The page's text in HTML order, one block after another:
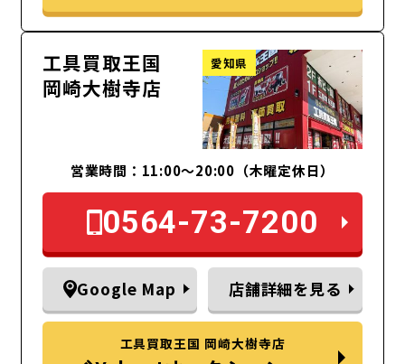
工具買取王国
岡崎大樹寺店
愛知県
営業時間：11:00～20:00（木曜定休日）
0564-73-7200
Google Map 店舗詳細を見る
工具買取王国 岡崎大樹寺店